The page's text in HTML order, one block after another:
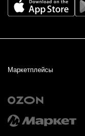
Маркетплейсы